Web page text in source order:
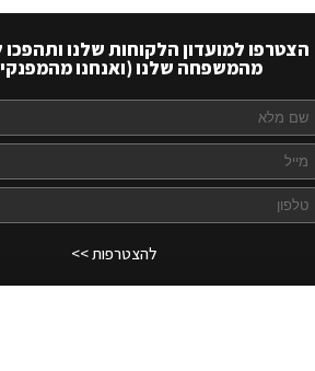
הצטרפו למועדון הלקוחות שלנו
מהמשפחה שלנו (ואנחנו
להצטרפות >>